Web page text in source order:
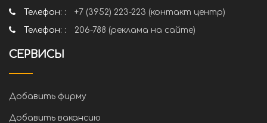
Телефон: :
+7 (3952) 223-223 (контакт центр)
Телефон: :
206-788 (реклама на сайте)
СЕРВИСЫ
Добавить фирму
Добавить вакансию